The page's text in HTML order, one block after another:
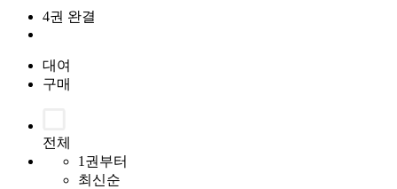
4권 완결
대여
구매
전체
1권부터
최신순